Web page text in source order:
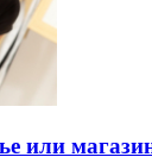
или